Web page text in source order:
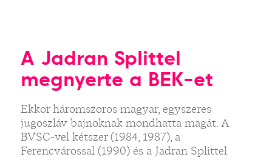
A Jadran Splittel
megnyerte a BEK-et
Ekkor háromszoros magyar, egyszeres
jugoszláv bajnoknak mondhatta magát. A
BVSC-vel kétszer (1984, 1987), a
Ferencvárossal (1990) és a Jadran Splittel